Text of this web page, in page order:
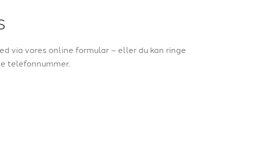
via vores online formular – eller du kan ringe
telefonnummer.